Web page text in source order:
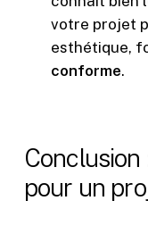
votre projet
esthétique,
conforme.
Conclusion
pour un